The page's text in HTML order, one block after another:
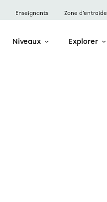
Enseignants Zone d’entraide
Niveaux Explorer